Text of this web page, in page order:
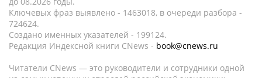
Ключевых фраз выявлено - 1463018, в очереди разбора -
724624.
Создано именных указателей - 199124.
Редакция Индексной книги CNews - book@cnews.ru
Читатели CNews — это руководители и сотрудники одной